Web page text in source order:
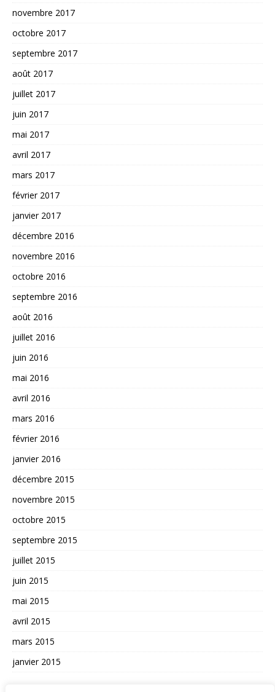
novembre 2017
octobre 2017
septembre 2017
août 2017
juillet 2017
juin 2017
mai 2017
avril 2017
mars 2017
février 2017
janvier 2017
décembre 2016
novembre 2016
octobre 2016
septembre 2016
août 2016
juillet 2016
juin 2016
mai 2016
avril 2016
mars 2016
février 2016
janvier 2016
décembre 2015
novembre 2015
octobre 2015
septembre 2015
juillet 2015
juin 2015
mai 2015
avril 2015
mars 2015
janvier 2015